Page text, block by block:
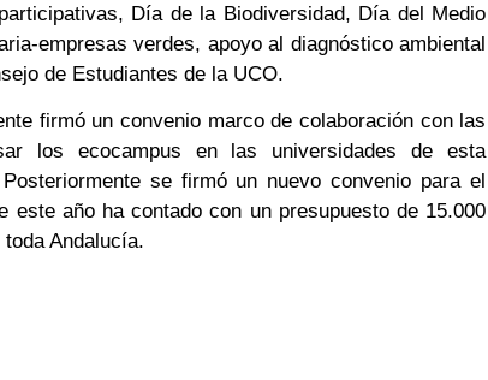
Día de la Biodiversidad, Día del Medio
empresas verdes, apoyo al diagnóstico ambiental
de Estudiantes de la UCO.
firmó un convenio marco de colaboración con las
los ecocampus en las universidades de esta
se firmó un nuevo convenio para el
este año ha contado con un presupuesto de 15.000
Andalucía.